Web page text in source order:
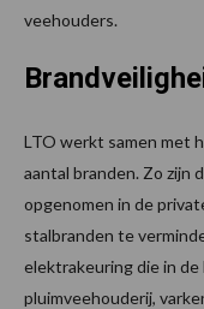
veehouders.
LTO werkt samen met
aantal branden. Zo zijn
opgenomen in de
stalbranden te
elektrakeuring die in de
pluimveehouderij,